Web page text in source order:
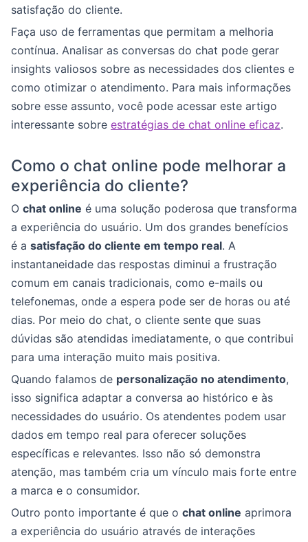
satisfação do cliente.
Faça uso de ferramentas que permitam a melhoria
contínua. Analisar as conversas do chat pode gerar
insights valiosos sobre as necessidades dos clientes e
como otimizar o atendimento. Para mais informações
sobre esse assunto, você pode acessar este artigo
interessante sobre estratégias de chat online eficaz.
Como o chat online pode melhorar a
experiência do cliente?
O chat online é uma solução poderosa que transforma
a experiência do usuário. Um dos grandes benefícios
é a satisfação do cliente em tempo real. A
instantaneidade das respostas diminui a frustração
comum em canais tradicionais, como e-mails ou
telefonemas, onde a espera pode ser de horas ou até
dias. Por meio do chat, o cliente sente que suas
dúvidas são atendidas imediatamente, o que contribui
para uma interação muito mais positiva.
Quando falamos de personalização no atendimento,
isso significa adaptar a conversa ao histórico e às
necessidades do usuário. Os atendentes podem usar
dados em tempo real para oferecer soluções
específicas e relevantes. Isso não só demonstra
atenção, mas também cria um vínculo mais forte entre
a marca e o consumidor.
Outro ponto importante é que o chat online aprimora
a experiência do usuário através de interações